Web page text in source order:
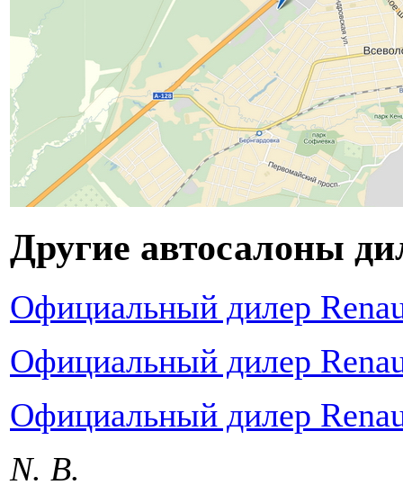
Другие автосалоны
Официальный дилер
Официальный дилер
Официальный дилер
N. B.